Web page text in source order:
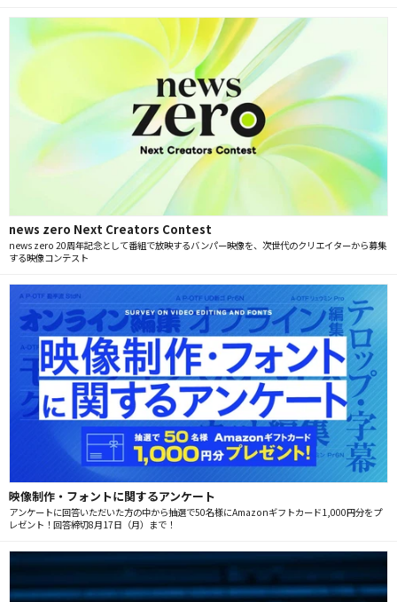
news zero Next Creators Contest
news zero 20周年記念として番組で放映するバンパー映像を、次世代のクリエイターから募集
する映像コンテスト
映像制作・フォントに関するアンケート
アンケートに回答いただいた方の中から抽選で50名様にAmazonギフトカード1,000円分をプ
レゼント！回答締切8月17日（月）まで！